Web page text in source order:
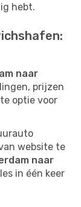
hebt.
naar
prijzen
optie voor
website te
naar
in één keer